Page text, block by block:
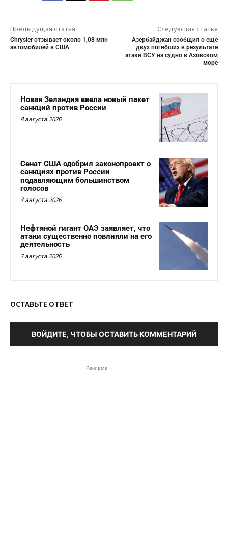
Предыдущая статья
Chrysler отзывает около 1,08 млн
автомобилей в США
Следующая статья
Азербайджан сообщил о еще
двух погибших в результате
атаки ВСУ на судно в Азовском
море
Новая Зеландия ввела новый пакет
санкций против России
8 августа 2026
Сенат США одобрил законопроект о
санкциях против России
подавляющим большинством
голосов
7 августа 2026
Нефтяной гигант ОАЭ заявляет, что
атаки существенно повлияли на его
деятельность
7 августа 2026
ОСТАВЬТЕ ОТВЕТ
ВОЙДИТЕ, ЧТОБЫ ОСТАВИТЬ КОММЕНТАРИЙ
- Реклама -